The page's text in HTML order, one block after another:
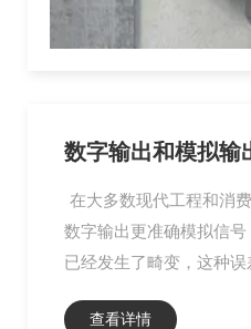
数字输出和模拟输
在大多数现代工程和消
数字输出更准确模拟信
已经发生了畸变，这种
查看详情